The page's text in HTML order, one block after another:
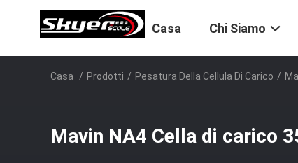
Casa Chi Siamo
Casa / Prodotti / Pesatura Della Cellula Di Carico /
Mavin NA4 Cella di carico